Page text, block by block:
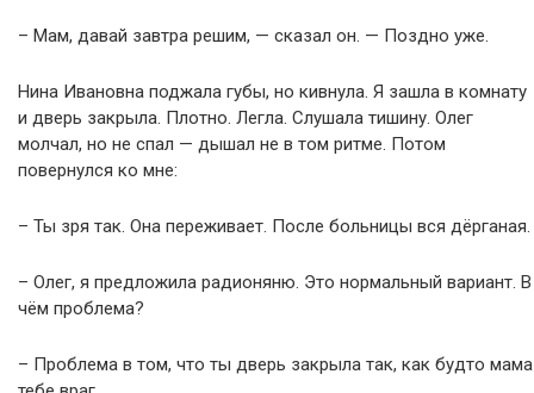
– Мам, давай завтра решим, — сказал он. — Поздно уже.
Нина Ивановна поджала губы, но кивнула. Я зашла в комнату
и дверь закрыла. Плотно. Легла. Слушала тишину. Олег
молчал, но не спал — дышал не в том ритме. Потом
повернулся ко мне:
– Ты зря так. Она переживает. После больницы вся дёрганая.
– Олег, я предложила радионяню. Это нормальный вариант. В
чём проблема?
– Проблема в том, что ты дверь закрыла так, как будто мама